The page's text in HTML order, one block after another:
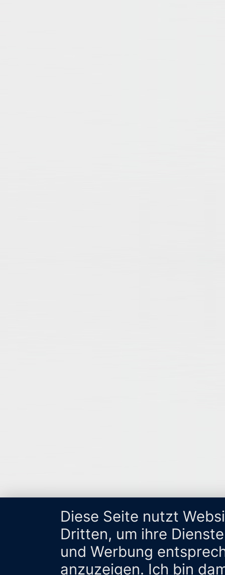
Diese Seite nutzt
Dritten, um ihre
und Werbung
anzuzeigen. Ich bin